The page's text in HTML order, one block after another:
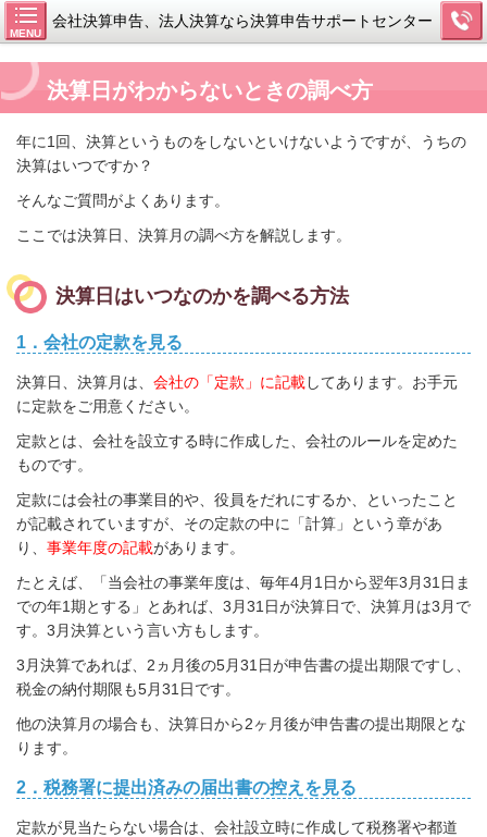
MENU
会社決算申告、法人決算なら決算申告サポートセンター
決算日がわからないときの調べ方
年に1回、決算というものをしないといけないようですが、うちの
決算はいつですか？
そんなご質問がよくあります。
ここでは決算日、決算月の調べ方を解説します。
決算日はいつなのかを調べる方法
1．会社の定款を見る
決算日、決算月は、 会社の「定款」に記載してあります。お手元
に定款をご用意ください。
定款とは、会社を設立する時に作成した、会社のルールを定めた
ものです。
定款には会社の事業目的や、役員をだれにするか、といったこと
が記載されていますが、その定款の中に「計算」という章があ
り、 事業年度の記載があります。
たとえば、「当会社の事業年度は、毎年4月1日から翌年3月31日ま
での年1期とする」とあれば、3月31日が決算日で、決算月は3月で
す。 3月決算という言い方もします。
3月決算であれば、2ヵ月後の5月31日が申告書の提出期限ですし、
税金の納付期限も5月31日です。
他の決算月の場合も、決算日から2ヶ月後が申告書の提出期限とな
ります。
2．税務署に提出済みの届出書の控えを見る
定款が見当たらない場合は、会社設立時に作成して税務署や都道